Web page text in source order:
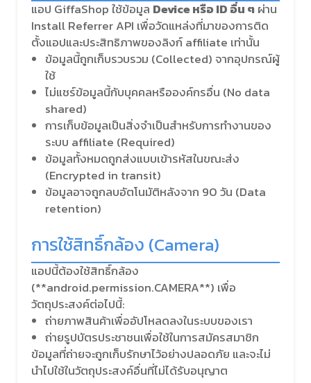
แอป GiffaShop ใช้ข้อมูล Device หรือ ID อื่น ๆ ผ่าน
Install Referrer API เพื่อวัดแหล่งที่มาของการติด
ตั้งแอปและประสิทธิภาพของลิงก์ affiliate เท่านั้น
ข้อมูลนี้ถูกเก็บรวบรวม (Collected) จากอุปกรณ์ผู้
ใช้
ไม่แชร์ข้อมูลนี้กับบุคคลหรือองค์กรอื่น (No data
shared)
การเก็บข้อมูลเป็นสิ่งจำเป็นสำหรับการทำงานของ
ระบบ affiliate (Required)
ข้อมูลทั้งหมดถูกส่งแบบเข้ารหัสในขณะส่ง
(Encrypted in transit)
ข้อมูลอาจถูกลบอัตโนมัติหลังจาก 90 วัน (Data
retention)
การใช้สิทธิ์กล้อง (Camera)
แอปนี้ต้องใช้สิทธิ์กล้อง
(**android.permission.CAMERA**) เพื่อ
วัตถุประสงค์ต่อไปนี้:
ถ่ายภาพสินค้าเพื่ออัปโหลดลงในระบบของเรา
ถ่ายรูปบัตรประชาชนเพื่อใช้ในการสมัครสมาชิก
ข้อมูลที่ถ่ายจะถูกเก็บรักษาไว้อย่างปลอดภัย และจะไม่
นำไปใช้ในวัตถุประสงค์อื่นที่ไม่ได้รับอนุญาต